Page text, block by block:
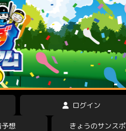
ログイン
想 きょうのサンスポ